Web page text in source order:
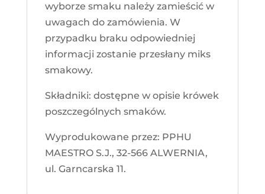
wyborze smaku należy zamieścić w
uwagach do zamówienia. W
przypadku braku odpowiedniej
informacji zostanie przesłany miks
smakowy.
Składniki: dostępne w opisie krówek
poszczególnych smaków.
Wyprodukowane przez: PPHU
MAESTRO S.J., 32-566 ALWERNIA,
ul. Garncarska 11.